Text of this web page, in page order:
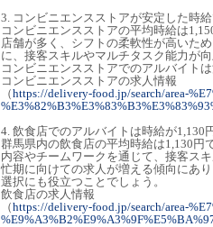
3. コンビニエンスストアが安定した時
コンビニエンスストアの平均時給は
店舗が多く、シフトの柔軟性が高いた
に、接客スキルやマルチタスク能力が
コンビニエンスストアでのアルバイト
コンビニエンスストアの求人情報
（https://delivery-food.jp/search/area-
4. 飲食店でのアルバイトは時給が1,130
群馬県内の飲食店の平均時給は1,130円
内容やチームワークを通じて、接客ス
忙期に向けての求人が増える傾向にあ
選択にも役立つことでしょう。
飲食店の求人情報
（https://delivery-food.jp/search/area-